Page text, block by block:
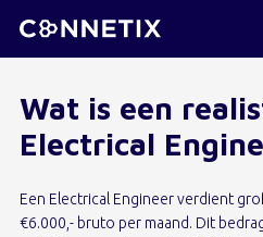
Wat is een
Electrical
Een Electrical Engineer verdient
€6.000,- bruto per maand. Dit